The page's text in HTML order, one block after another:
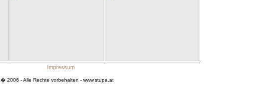
Impressum
� 2006 - Alle Rechte vorbehalten - www.stupa.at